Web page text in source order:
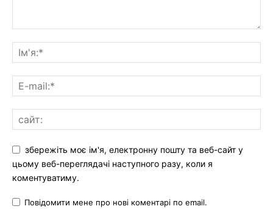
збережіть моє ім'я, електронну пошту та веб-сайт у
цьому веб-переглядачі наступного разу, коли я
коментуватиму.
Повідомити мене про нові коментарі по email.